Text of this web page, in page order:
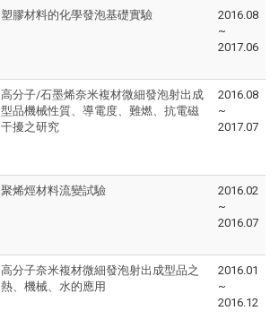
塑膠材料的化學發泡基礎實驗
2016.08
~
2017.06
高分子/石墨烯奈米複材微細發泡射出成
型品機械性質、導電度、難燃、抗電磁
干擾之研究
2016.08
~
2017.07
聚烯烴材料流變試驗
2016.02
~
2016.07
高分子奈米複材微細發泡射出成型品之
熱、機械、水的應用
2016.01
~
2016.12